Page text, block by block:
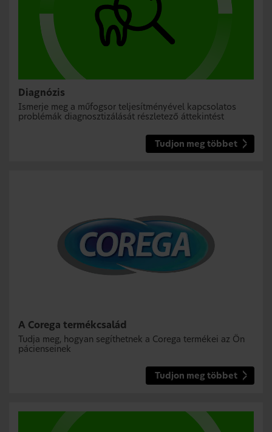
Diagnózis
Ismerje meg a műfogsor teljesítményével kapcsolatos
problémák diagnosztizálását részletező áttekintést
Tudjon meg többet
A Corega termékcsalád
Tudja meg, hogyan segíthetnek a Corega termékei az Ön
pácienseinek
Tudjon meg többet